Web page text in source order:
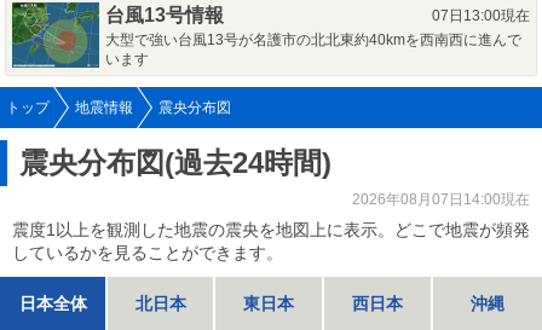
台風13号情報
07日13:00現在
大型で強い台風13号が名護市の北北東約40kmを西南西に進んで
います
トップ 地震情報 震央分布図
震央分布図(過去24時間)
2026年08月07日14:00現在
震度1以上を観測した地震の震央を地図上に表示。どこで地震が頻発
しているかを見ることができます。
日本全体 北日本 東日本 西日本 沖縄